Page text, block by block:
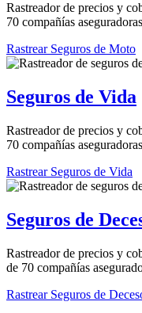
Rastreador de precios y
70 compañías
Rastrear Seguros de Moto
Seguros de Vida
Rastreador de precios y
70 compañías
Rastrear Seguros de Vida
Seguros de
Rastreador de precios y
de 70 compañías
Rastrear Seguros de